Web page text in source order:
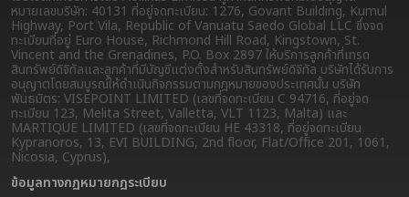
หมายเลขบริษัท: 40131 ที่อยู่จดทะเบียน: 1276, Govant Building, Kumul
Highway, Port Vila, Republic of Vanuatu Saedo Global LLC ซึ่งจด
ทะเบียนที่อยู่ Euro House, Richmond Hill Road, Kingstown, St.
Vincent and the Grenadines, P.O. Box 2897 ให้บริการลูกค้าที่เทรด
สินทรัพย์ดิจิทัลและลูกค้าที่มีบัญชีแต่งตั้งสำหรับสินทรัพย์ดิจิทัล บริษัทได้รับการ
อนุญาตโดยสมบูรณ์ให้ดำเนินกิจกรรมตามกฎหมายของประเทศนั้น บริษัท
พันธมิตร: VISEPOINT LIMITED (เลขที่จดทะเบียน C 94716, ที่อยู่จด
ทะเบียน 123, Melita Street, Valletta, VLT 1123, Malta) และ
MARTIQUE LIMITED (เลขที่จดทะเบียน HE 43318, ที่อยู่จดทะเบียน
Kypranoros, 13, EVI BUILDING, 2nd floor, Flat/Office 201, 1061,
Nicosia, Cyprus),
ข้อมูลทางกฏหมายกฎระเบียบ